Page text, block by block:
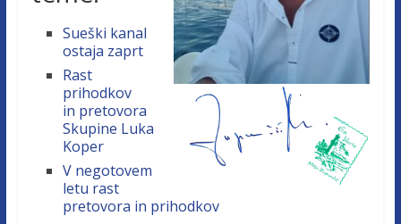
Sueški kanal
ostaja zaprt
Rast
prihodkov
in pretovora
Skupine Luka
Koper
V negotovem
letu rast
pretovora in prihodkov